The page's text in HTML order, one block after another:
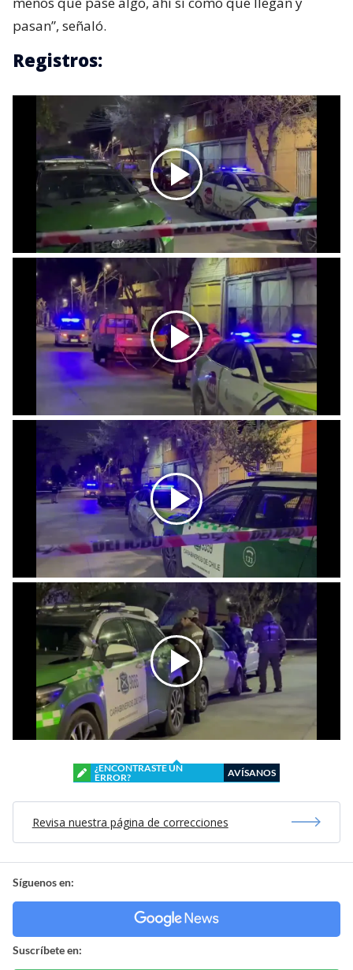
pasan”, señaló.
Registros:
¿ENCONTRASTE UN
ERROR?
AVÍSANOS
Revisa nuestra página de correcciones
Síguenos en:
Suscríbete en: